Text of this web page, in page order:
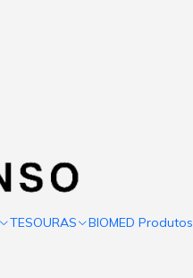
TESOURAS BIOMED Produtos